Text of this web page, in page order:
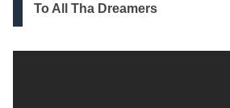
To All Tha Dreamers